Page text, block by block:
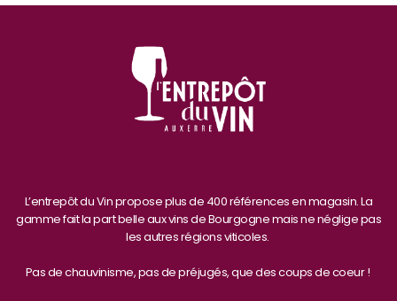
L’entrepôt du Vin propose plus de 400 références en magasin. La
gamme fait la part belle aux vins de Bourgogne mais ne néglige pas
les autres régions viticoles.
Pas de chauvinisme, pas de préjugés, que des coups de coeur !